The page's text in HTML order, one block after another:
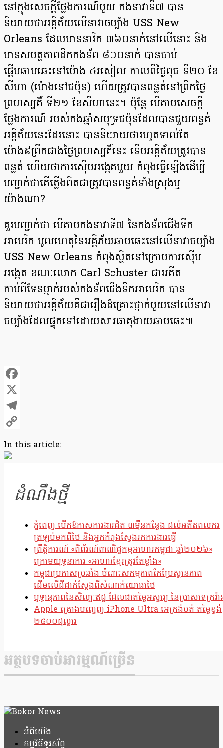
នៅក្នុងសេចក្ដីថ្លែងការណ៍មួយ កងនាវាទី៧ បាន
និយាយថាអគ្គិភ័យលើនាវាចម្បាំង USS New
Orleans ដែលមាននាវិក ៣៦០នាក់នៅលើនោះ និង
មានសមត្ថភាពដឹកកងទ័ព ៨០០នាក់ បានចាប់
ផ្ដើមឆាបឆេះនៅម៉ោង ៤រសៀល កាលពីថ្ងៃពុធ ទី២០ ខែ
សីហា (ម៉ោងនៅជប៉ុន) ហើយត្រូវបានពន្លត់នៅព្រឹកថ្ងៃ
ព្រហស្បតិ៍ ទី២១ ខែសីហានេះ។ ប៉ុន្តែ បើតាមសេចក្ដី
ថ្លែងការណ៍ របស់កងឆ្មាំសមុទ្រជប៉ុនដែលបានជួយពន្លត់
អគ្គិភ័យនេះដែរនោះ បាននិយាយថារហូតទាល់តែ
ម៉ោង៩ព្រឹកជាងថ្ងៃព្រហស្បតិ៍នេះ ទើបអគ្គិភ័យត្រូវបាន
ពន្លត់ ហើយថាការស៊ើបអង្កេតមួយ កំពុងធ្វើឡើងដើម្បី
បញ្ជាក់ថាតើភ្លើងពិតជាត្រូវបានពន្លត់ទាំងស្រុងឬ
យ៉ាងណា?
គួរបញ្ជាក់ថា បើតាមកងនាវាទី៧ នៃកងទ័ពជើងទឹក
អាមេរិក មូលហេតុនៃអគ្គិភ័យឆាបឆេះនៅលើនាវាច​ម្បាំង
USS New Orleans កំពុងស្ថិតនៅក្រោមការស៊ើប
អង្កេត ខណៈលោក Carl Schuster ជាអតីត
កាប់ពីទែនម្នាក់របស់កងទ័ពជើងទឹកអាមេរិក បាន
និយាយថាអគ្គិភ័យគឺជារឿងដ៏គ្រោះថ្នាក់មួយនៅលើនាវា
ចម្បាំងដែលផ្ទុកទៅដោយសារធាតុងាយឆាបឆេះ៕
Facebook
X
Telegram
Link
In this article:
ដំណឹងថ្មី
ភ្នំពេញ បើកឱកាសការងារជិត ៣ម៉ឺនកន្លែង ដល់អតីតពលករ
ត្រឡប់មកពីថៃ និងអ្នកកំពុងស្វែងរកការងារធ្វើ
ព្រឹត្តិការណ៍ «ពិព័រណ៍ពាណិជ្ជកម្មអាហារកម្ពុជា ឆ្នាំ២០២៦»
ក្រោមយុទ្ធនាការ «អាហារខ្មែរត្រូវតែខ្លាំង»
កម្ពុជាប្រកាសប្រឆាំង ចំពោះសកម្មភាពកែប្រែស្ថានភាព
ដើមលើដីជាក់ស្តែងពីសំណាក់យោធាថៃ
ឫទ្ធានុភាពនៃសិល្បៈឥដ្ឋ ដែលជាតម្លៃអស្ចារ្យ នៃប្រាសាទក្រវ៉
Apple គ្រោងបញ្ចេញ iPhone Ultra អេក្រង់បត់ តម្លៃខ្ទង់
២៥០០ដុល្លារ
អត្ថបទចាប់អារម្មណ៍ច្រើន
អំពីយើង
កម្មវិធីទូរស័ព្ទ